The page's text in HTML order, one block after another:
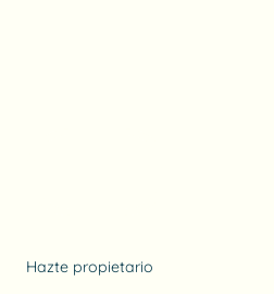
Hazte propietario